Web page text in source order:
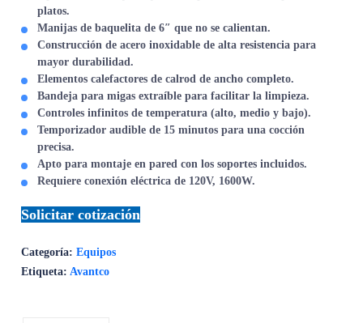
platos.
Manijas de baquelita de 6″ que no se calientan.
Construcción de acero inoxidable de alta resistencia para
mayor durabilidad.
Elementos calefactores de calrod de ancho completo.
Bandeja para migas extraíble para facilitar la limpieza.
Controles infinitos de temperatura (alto, medio y bajo).
Temporizador audible de 15 minutos para una cocción
precisa.
Apto para montaje en pared con los soportes incluidos.
Requiere conexión eléctrica de 120V, 1600W.
Solicitar cotización
Categoría:Equipos
Etiqueta:Avantco